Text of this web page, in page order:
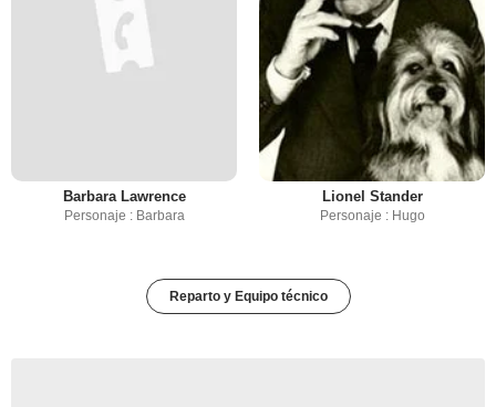
Barbara Lawrence
Personaje : Barbara
Lionel Stander
Personaje : Hugo
Reparto y Equipo técnico